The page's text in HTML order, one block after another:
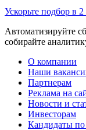
Ускорьте подбор в
Автоматизируйте
собирайте
О компании
Наши
Партнерам
Реклама на
Новости и
Инвесторам
Кандидаты